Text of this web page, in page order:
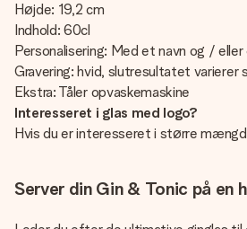
Højde: 19,2 cm
Indhold: 60cl
Personalisering: Med et navn og /
Gravering: hvid, slutresultatet varierer
Ekstra: Tåler opvaskemaskine
Interesseret i glas med logo?
Hvis du er interesseret i større
Server din Gin & Tonic på en